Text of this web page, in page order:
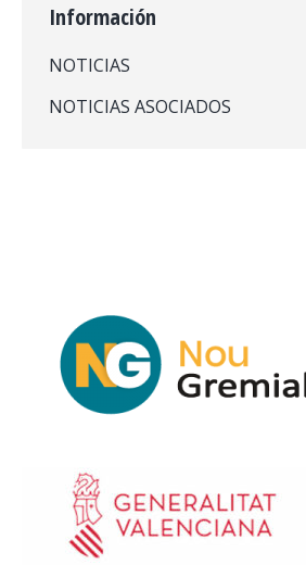
Información
NOTICIAS
NOTICIAS ASOCIADOS